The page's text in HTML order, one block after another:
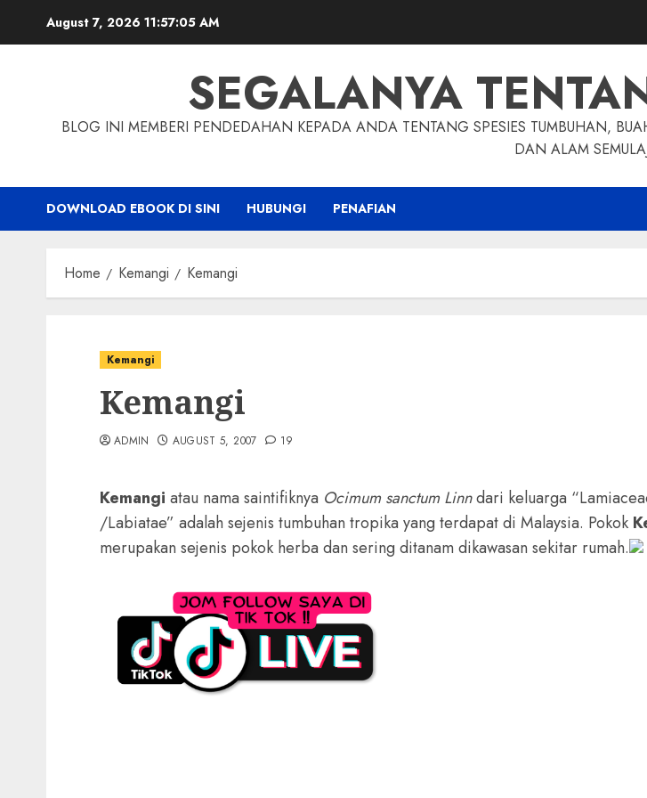
August 7, 2026 11:57:06 AM
SEGALANYA
BLOG INI MEMBERI PENDEDAHAN KEPADA ANDA TENTANG SPESIES TUMBUHAN,
DAN ALAM
DOWNLOAD EBOOK DI SINI HUBUNGI PENAFIAN
Home Kemangi Kemangi
Kemangi
Kemangi
ADMIN AUGUST 5, 2007 19
Kemangi atau nama saintifiknya Ocimum sanctum Linndari keluarga
/Labiatae” adalah sejenis tumbuhan tropika yang terdapat di Malaysia. Pokok
merupakan sejenis pokok herba dan sering ditanam dikawasan sekitar rumah.